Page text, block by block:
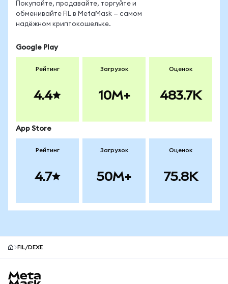
Покупайте, продавайте, торгуйте и
обменивайте FIL в MetaMask — самом
надёжном криптокошельке.
Google Play
Рейтинг
4.4
Загрузок
10M+
Оценок
483.7K
App Store
Рейтинг
4.7
Загрузок
50M+
Оценок
75.8K
FIL/DEXE